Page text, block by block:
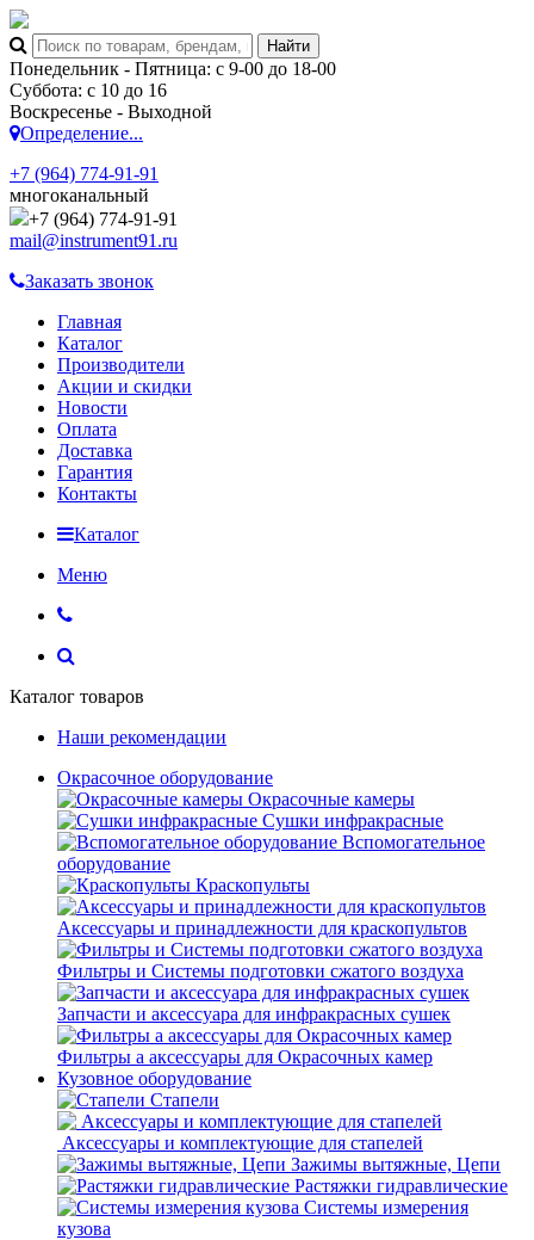
Понедельник - Пятница: с 9-00 до 18-00
Суббота: с 10 до 16
Воскресенье - Выходной
Определение...
+7 (964) 774-91-91
многоканальный
+7 (964) 774-91-91
mail@instrument91.ru
Заказать звонок
Главная
Каталог
Производители
Акции и скидки
Новости
Оплата
Доставка
Гарантия
Контакты
Каталог
Меню
Каталог товаров
Наши рекомендации
Окрасочное оборудование
Окрасочные камеры
Сушки инфракрасные
Вспомогательное
оборудование
Краскопульты
Аксессуары и принадлежности для краскопультов
Фильтры и Системы подготовки сжатого воздуха
Запчасти и аксессуара для инфракрасных сушек
Фильтры а аксессуары для Окрасочных камер
Кузовное оборудование
Стапели
Аксессуары и комплектующие для стапелей
Зажимы вытяжные, Цепи
Растяжки гидравлические
Системы измерения
кузова